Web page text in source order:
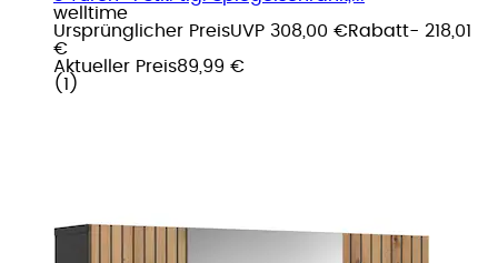
welltime
Ursprünglicher PreisUVP 308,00 €Rabatt- 218,01
€
Aktueller Preis89,99 €
( 1 )